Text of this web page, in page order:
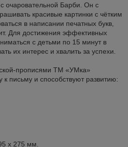
очаровательной Барби. Он с
красивые картинки с чётким
в написании печатных букв,
Для достижения эффективных
с детьми по 15 минут в
их интерес и хвалить за успехи.
прописями ТМ «УМка»
к письму и способствуют развитию:
х 275 мм.